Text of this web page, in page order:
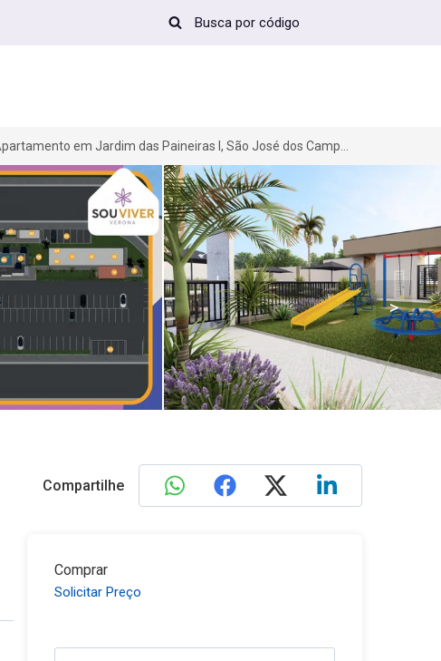
>
Compartilhe
Comprar
Solicitar Preço